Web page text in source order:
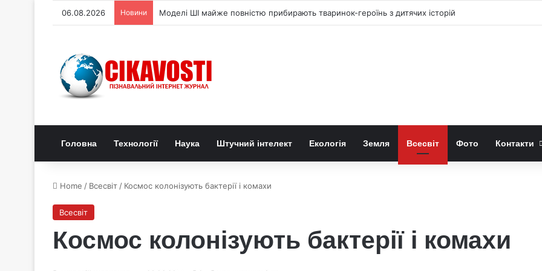
06.08.2026 Новини Моделі ШІ майже повністю прибирають тваринок-героїнь з дитячих історій
Головна Технології Наука Штучний інтелект Екологія Земля Всесвіт Фото Контакти
Home / Всесвіт / Космос колонізують бактерії і комахи
Всесвіт
Космос колонізують бактерії і комахи